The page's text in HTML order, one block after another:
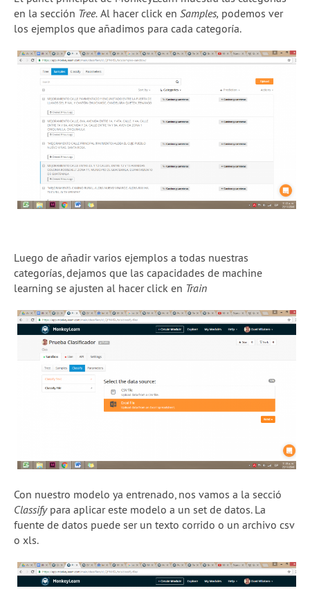
en la sección Tree. Al hacer click en Samples, podemos ver
los ejemplos que añadimos para cada categoría.
Luego de añadir varios ejemplos a todas nuestras
categorías, dejamos que las capacidades de machine
learning se ajusten al hacer click en Train
Con nuestro modelo ya entrenado, nos vamos a la secció
Classifypara aplicar este modelo a un set de datos. La
fuente de datos puede ser un texto corrido o un archivo csv
o xls.